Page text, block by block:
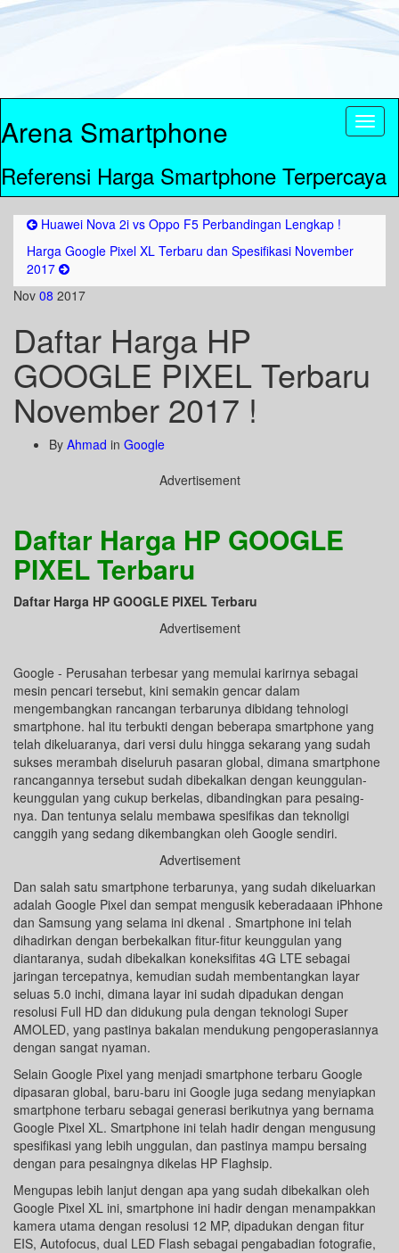
Arena Smartphone
Referensi Harga Smartphone Terpercaya
Huawei Nova 2i vs Oppo F5 Perbandingan Lengkap !
Harga Google Pixel XL Terbaru dan Spesifikasi November
2017
Nov 08 2017
Daftar Harga HP
GOOGLE PIXEL Terbaru
November 2017 !
By Ahmad in Google
Advertisement
Daftar Harga HP GOOGLE
PIXEL Terbaru
Daftar Harga HP GOOGLE PIXEL Terbaru
Advertisement
Google - Perusahan terbesar yang memulai karirnya sebagai
mesin pencari tersebut, kini semakin gencar dalam
mengembangkan rancangan terbarunya dibidang tehnologi
smartphone. hal itu terbukti dengan beberapa smartphone yang
telah dikeluaranya, dari versi dulu hingga sekarang yang sudah
sukses merambah diseluruh pasaran global, dimana smartphone
rancangannya tersebut sudah dibekalkan dengan keunggulan-
keunggulan yang cukup berkelas, dibandingkan para pesaing-
nya. Dan tentunya selalu membawa spesifikas dan teknoligi
canggih yang sedang dikembangkan oleh Google sendiri.
Advertisement
Dan salah satu smartphone terbarunya, yang sudah dikeluarkan
adalah Google Pixel dan sempat mengusik keberadaaan iPhhone
dan Samsung yang selama ini dkenal . Smartphone ini telah
dihadirkan dengan berbekalkan fitur-fitur keunggulan yang
diantaranya, sudah dibekalkan koneksifitas 4G LTE sebagai
jaringan tercepatnya, kemudian sudah membentangkan layar
seluas 5.0 inchi, dimana layar ini sudah dipadukan dengan
resolusi Full HD dan didukung pula dengan teknologi Super
AMOLED, yang pastinya bakalan mendukung pengoperasiannya
dengan sangat nyaman.
Selain Google Pixel yang menjadi smartphone terbaru Google
dipasaran global, baru-baru ini Google juga sedang menyiapkan
smartphone terbaru sebagai generasi berikutnya yang bernama
Google Pixel XL. Smartphone ini telah hadir dengan mengusung
spesifikasi yang lebih unggulan, dan pastinya mampu bersaing
dengan para pesaingnya dikelas HP Flaghsip.
Mengupas lebih lanjut dengan apa yang sudah dibekalkan oleh
Google Pixel XL ini, smartphone ini hadir dengan menampakkan
kamera utama dengan resolusi 12 MP, dipadukan dengan fitur
EIS, Autofocus, dual LED Flash sebagai pengabadian fotografie,